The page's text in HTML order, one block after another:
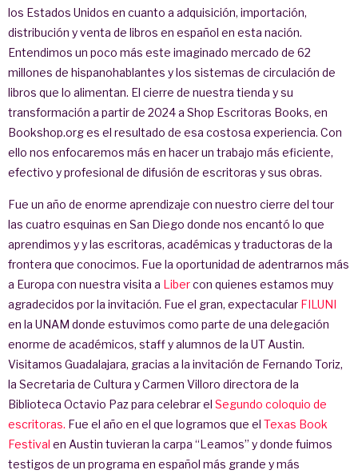
los Estados Unidos en cuanto a adquisición, importación,
distribución y venta de libros en español en esta nación.
Entendimos un poco más este imaginado mercado de 62
millones de hispanohablantes y los sistemas de circulación de
libros que lo alimentan. El cierre de nuestra tienda y su
transformación a partir de 2024 a Shop Escritoras Books, en
Bookshop.org es el resultado de esa costosa experiencia. Con
ello nos enfocaremos más en hacer un trabajo más eficiente,
efectivo y profesional de difusión de escritoras y sus obras.
Fue un año de enorme aprendizaje con nuestro cierre del tour
las cuatro esquinas en San Diego donde nos encantó lo que
aprendimos y y las escritoras, académicas y traductoras de la
frontera que conocimos. Fue la oportunidad de adentrarnos más
a Europa con nuestra visita a Libercon quienes estamos muy
agradecidos por la invitación. Fue el gran, expectacular FILUNI
en la UNAM donde estuvimos como parte de una delegación
enorme de académicos, staff y alumnos de la UT Austin.
Visitamos Guadalajara, gracias a la invitación de Fernando Toriz,
la Secretaria de Cultura y Carmen Villoro directora de la
Biblioteca Octavio Paz para celebrar el Segundo coloquio de
escritoras. Fue el año en el que logramos que el Texas Book
Festival en Austin tuvieran la carpa “Leamos” y donde fuimos
testigos de un programa en español más grande y más